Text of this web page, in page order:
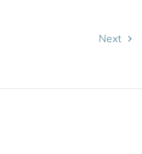
Next